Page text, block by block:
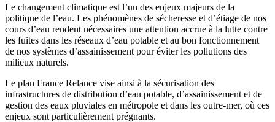
Le changement climatique est l’un des enjeux majeurs de la
politique de l’eau. Les phénomènes de sécheresse et d’étiage de nos
cours d’eau rendent nécessaires une attention accrue à la lutte contre
les fuites dans les réseaux d’eau potable et au bon fonctionnement
de nos systèmes d’assainissement pour éviter les pollutions des
milieux naturels.
Le plan France Relance vise ainsi à la sécurisation des
infrastructures de distribution d’eau potable, d’assainissement et de
gestion des eaux pluviales en métropole et dans les outre-mer, où ces
enjeux sont particulièrement prégnants.